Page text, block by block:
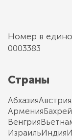
Номер в
0003383
Страны
АбхазияАвстрия
Армения
Венгрия
ИзраильИндия